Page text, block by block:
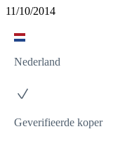
11/10/2014
Nederland
Geverifieerde koper